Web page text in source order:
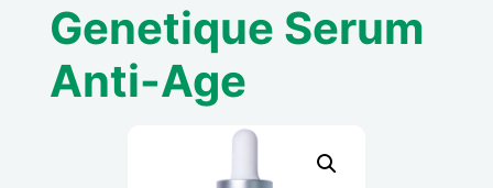
Genetique Serum
Anti-Age